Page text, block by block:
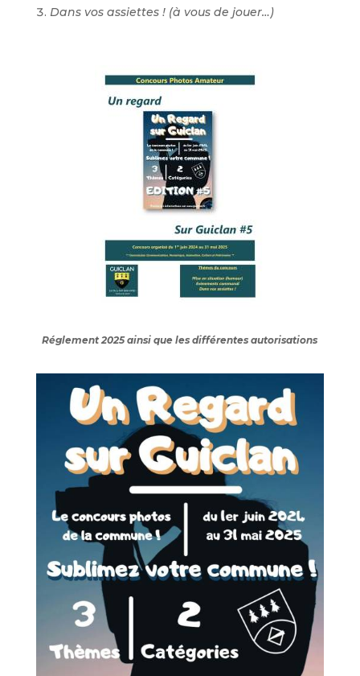
Dans vos assiettes ! (à vous de jouer…)
Réglement 2025 ainsi que les différentes autorisations